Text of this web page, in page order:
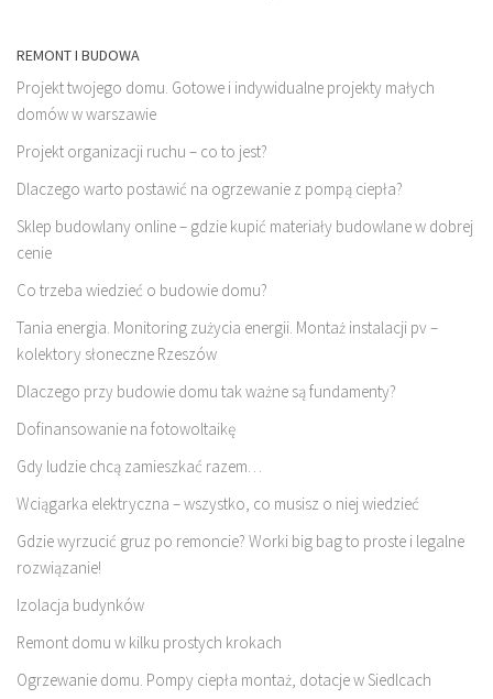
REMONT I BUDOWA
Projekt twojego domu. Gotowe i indywidualne projekty małych
domów w warszawie
Projekt organizacji ruchu – co to jest?
Dlaczego warto postawić na ogrzewanie z pompą ciepła?
Sklep budowlany online – gdzie kupić materiały budowlane w dobrej
cenie
Co trzeba wiedzieć o budowie domu?
Tania energia. Monitoring zużycia energii. Montaż instalacji pv –
kolektory słoneczne Rzeszów
Dlaczego przy budowie domu tak ważne są fundamenty?
Dofinansowanie na fotowoltaikę
Gdy ludzie chcą zamieszkać razem…
Wciągarka elektryczna – wszystko, co musisz o niej wiedzieć
Gdzie wyrzucić gruz po remoncie? Worki big bag to proste i legalne
rozwiązanie!
Izolacja budynków
Remont domu w kilku prostych krokach
Ogrzewanie domu. Pompy ciepła montaż, dotacje w Siedlcach